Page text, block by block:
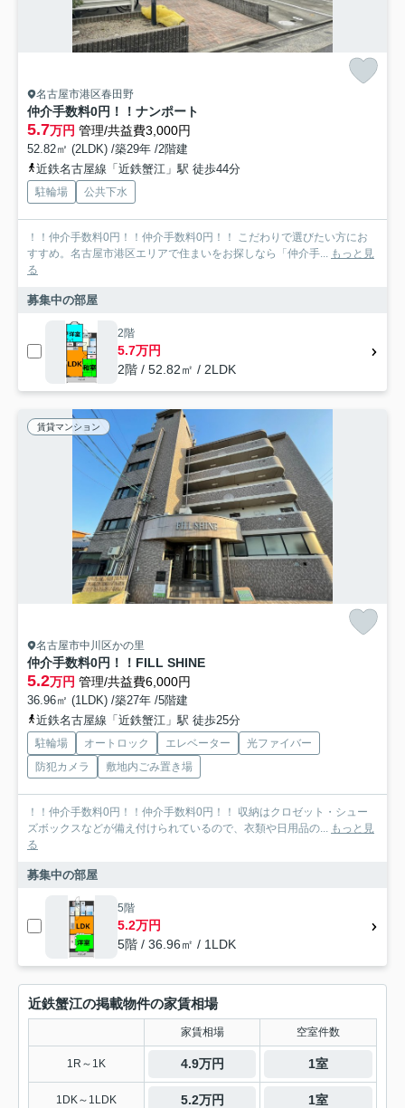
名古屋市港区春田野
仲介手数料0円！！ナンポート
5.7万円 管理/共益費3,000円
52.82㎡ (2LDK) /築29年 /2階建
近鉄名古屋線「近鉄蟹江」駅 徒歩44分
駐輪場 公共下水
！！仲介手数料0円！！仲介手数料0円！！ こだわりで選びたい方にお
すすめ。名古屋市港区エリアで住まいをお探しなら「仲介手... もっと見
る
募集中の部屋
2階
5.7万円
2階 / 52.82㎡ / 2LDK
賃貸マンション
名古屋市中川区かの里
仲介手数料0円！！FILL SHINE
5.2万円 管理/共益費6,000円
36.96㎡ (1LDK) /築27年 /5階建
近鉄名古屋線「近鉄蟹江」駅 徒歩25分
駐輪場 オートロック エレベーター
光ファイバー
防犯カメラ
敷地内ごみ置き場
！！仲介手数料0円！！仲介手数料0円！！ 収納はクロゼット・シュー
ズボックスなどが備え付けられているので、衣類や日用品の... もっと見
る
募集中の部屋
5階
5.2万円
5階 / 36.96㎡ / 1LDK
近鉄蟹江の掲載物件の家賃相場
家賃相場 空室件数
1R～1K 4.9万円 1室
1DK～1LDK 5.2万円 1室